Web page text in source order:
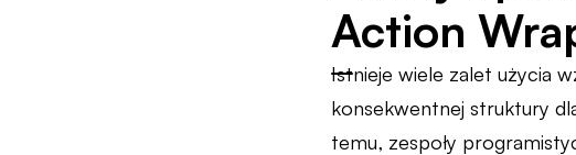
Action
Istnieje wiele zalet użycia
konsekwentnej struktury
temu, zespoły